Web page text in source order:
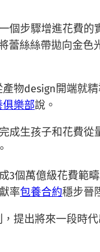
個步驟增進花費的
蕾絲絲帶拋向金
物design開端就
俱樂部說。
成生孩子和花費
3個萬億級花費範
率包養合約穩步晉
提出將來一段時代